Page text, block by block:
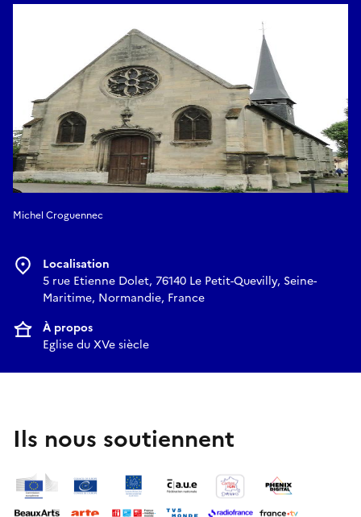
Michel Croguennec
Localisation
5 rue Etienne Dolet, 76140 Le Petit-Quevilly, Seine-
Maritime, Normandie, France
À propos
Eglise du XVe siècle
Ils nous soutiennent